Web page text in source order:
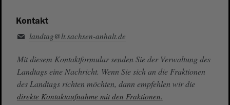
Kontakt
landtag@lt.sachsen-anhalt.de
Mit diesem Kontaktformular senden Sie der Verwaltung des
Landtags eine Nachricht. Wenn Sie sich an die Fraktionen
des Landtags richten möchten, dann empfehlen wir die
direkte Kontaktaufnahme mit den Fraktionen.